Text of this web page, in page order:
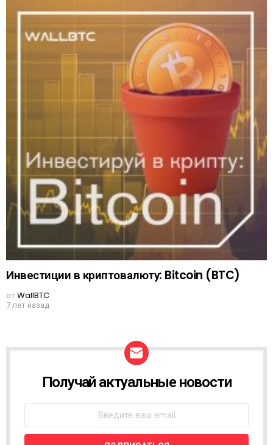
Инвестиции в криптовалюту: Bitcoin (BTC)
отWallBTC
7 лет назад
W
L
Получай актуальные новости